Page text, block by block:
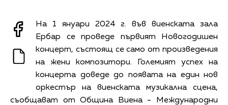
На 1 януари 2024 г. във виенската зала
Ербар се проведе първият Новогодишен
концерт, състоящ се само от произведения
на жени композитори. Големият успех на
концерта доведе до появата на един нов
оркестър на виенската музикална сцена,
съобщават от Община Виена - Международни